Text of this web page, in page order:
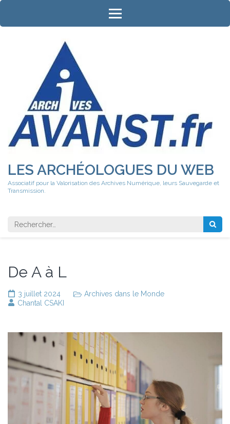
Aller
contenu
LES ARCHÉOLOGUES DU WEB
Associatif pour la Valorisation des Archives Numérique, leurs Sauvegarde et
Transmission.
Rechercher
De A à L
3 juillet 2024
Archives dans le Monde
Chantal CSAKI